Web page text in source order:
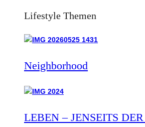
Lifestyle Themen
Neighborhood
LEBEN – JENSEITS